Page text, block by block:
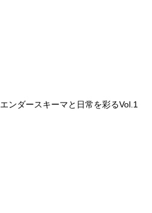
エンダースキーマと日常を彩るVol.1